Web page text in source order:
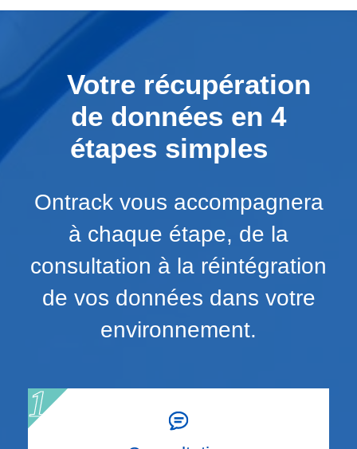
Votre récupération
de données en 4
étapes simples
Ontrack vous accompagnera
à chaque étape, de la
consultation à la réintégration
de vos données dans votre
environnement.